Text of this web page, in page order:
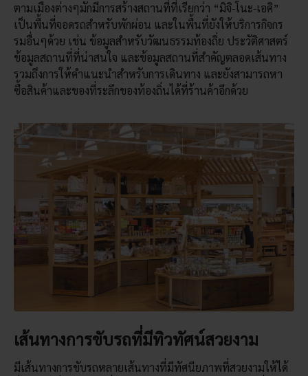
ตามเมืองต่างๆมักมีการสร้างสถานที่ที่เรียกว่า “มิจิ-โนะ-เอคิ”
เป็นพื้นที่จอดรถสำหรับพักผ่อน และในพื้นที่ยังให้บริการกิจกร
รมอื่นๆด้วย เช่น ข้อมูลสำหรับวัฒนธรรมท้องถิ่ย ประวัติศาสตร์
ข้อมูลสถานที่ที่น่าสนใจ และข้อมูลสถานที่สำคัญตลอดเส้นทาง
รวมถึงการให้คำแนะนำสำหรับการเดินทาง และยังสามารถหา
ซื้อสินค้าและของที่ระลึกของท้องถิ่นได้ที่ร้านค้าอีกด้วย
เส้นทางการขับรถที่มีทิวทัศน์สวยงาม
มีเส้นทางการขับรถหลายเส้นทางที่มีทัศนียภาพที่สวยงามให้ได้